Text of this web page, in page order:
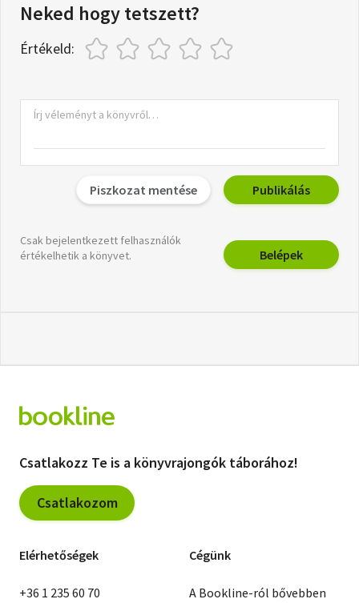
Neked hogy tetszett?
Értékeld:
Piszkozat mentése Publikálás
Csak bejelentkezett felhasználók
értékelhetik a könyvet.
Belépek
Csatlakozz Te is a könyvrajongók táborához!
Csatlakozom
Elérhetőségek
+36 1 235 60 70
Cégünk
A Bookline-ról bővebben